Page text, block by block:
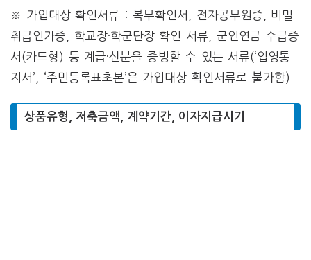
※ 가입대상 확인서류 : 복무확인서, 전자공무원증, 비밀
취급인가증, 학교장·학군단장 확인 서류, 군인연금 수급증
서(카드형) 등 계급·신분을 증빙할 수 있는 서류(‘입영통
지서’, ‘주민등록표초본’은 가입대상 확인서류로 불가함)
상품유형, 저축금액, 계약기간, 이자지급시기